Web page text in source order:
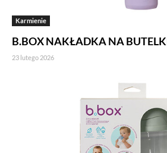
Karmienie
B.BOX NAKŁADKA NA
23 lutego 2026